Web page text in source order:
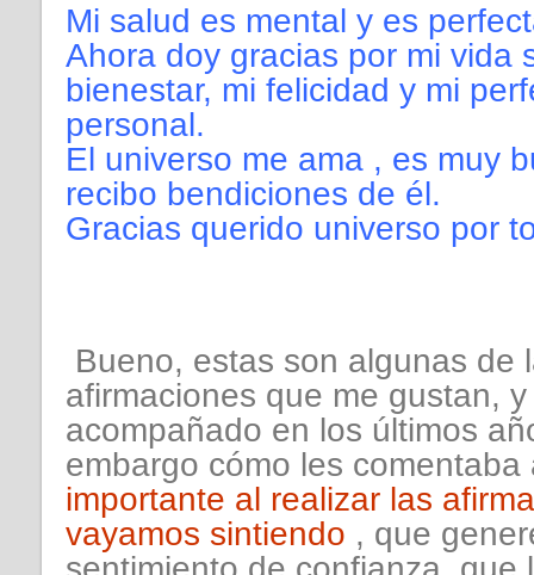
Mi salud es mental y es
Ahora doy gracias por mi vida
bienestar, mi felicidad y mi
personal.
El universo me ama , es muy
recibo bendiciones de él.
Gracias querido universo por
Bueno, estas son algunas de
afirmaciones que me gustan,
acompañado en los últimos
embargo cómo les
importante al realizar las
vayamos sintiendo , que